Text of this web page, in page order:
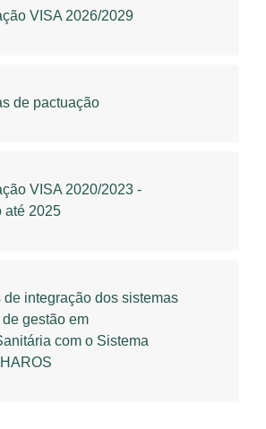
VISA 2026/2029
de pactuação
VISA 2020/2023 -
até 2025
de integração dos sistemas
gestão em
com o Sistema